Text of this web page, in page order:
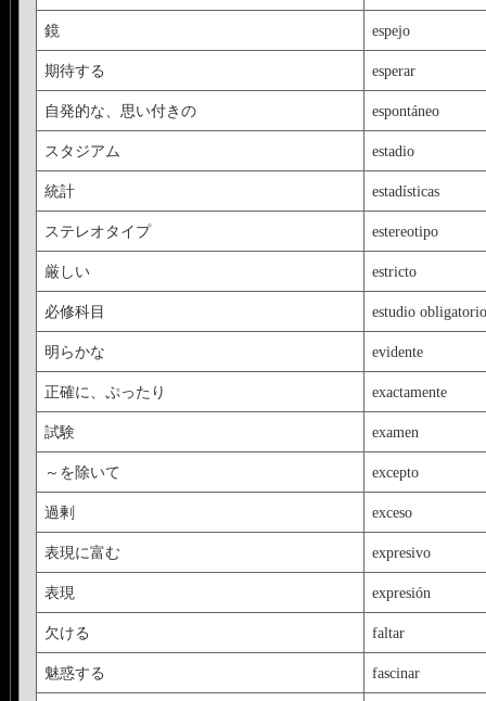
鏡 espejo
期待する esperar
自発的な、思い付きの espontáneo
スタジアム estadio
統計 estadísticas
ステレオタイプ estereotipo
厳しい estricto
必修科目 estudio obligatorio
明らかな evidente
正確に、ぷったり exactamente
試験 examen
～を除いて excepto
過剰 exceso
表現に富む expresivo
表現 expresión
欠ける faltar
魅惑する fascinar